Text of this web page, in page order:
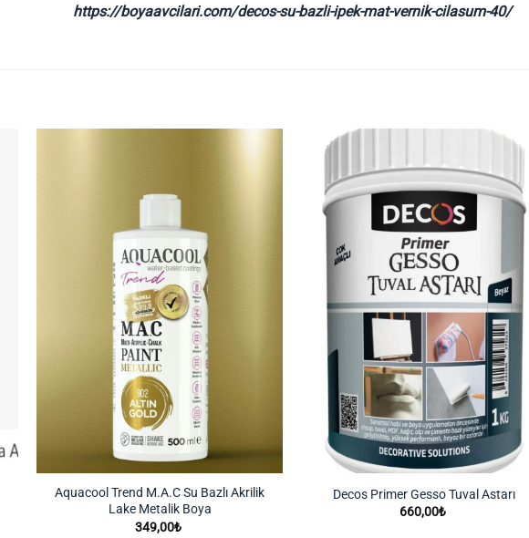
https://boyaavcilari.com/decos-su-bazli-ipek-mat-vernik-cilasum-40/
Aquacool Trend M.A.C Su Bazlı Akrilik
Lake Metalik Boya
349,00₺
İstek
Listeme
Ekle
Decos Primer Gesso Tuval Astarı
660,00₺